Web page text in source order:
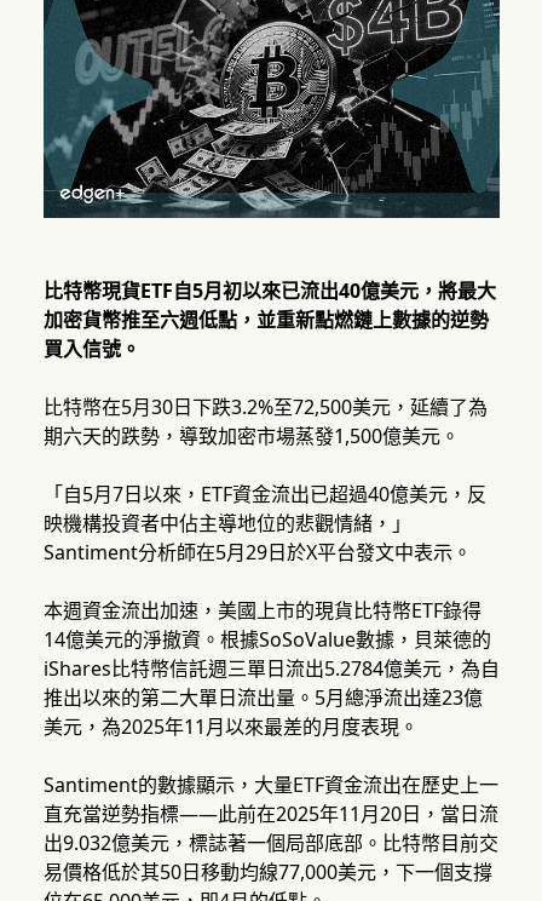
比特幣現貨ETF自5月初以來已流出40億美元，將最大
加密貨幣推至六週低點，並重新點燃鏈上數據的逆勢
買入信號。
比特幣在5月30日下跌3.2%至72,500美元，延續了為
期六天的跌勢，導致加密市場蒸發1,500億美元。
「自5月7日以來，ETF資金流出已超過40億美元，反
映機構投資者中佔主導地位的悲觀情緒，」
Santiment分析師在5月29日於X平台發文中表示。
本週資金流出加速，美國上市的現貨比特幣ETF錄得
14億美元的淨撤資。根據SoSoValue數據，貝萊德的
iShares比特幣信託週三單日流出5.2784億美元，為自
推出以來的第二大單日流出量。5月總淨流出達23億
美元，為2025年11月以來最差的月度表現。
Santiment的數據顯示，大量ETF資金流出在歷史上一
直充當逆勢指標——此前在2025年11月20日，當日流
出9.032億美元，標誌著一個局部底部。比特幣目前交
易價格低於其50日移動均線77,000美元，下一個支撐